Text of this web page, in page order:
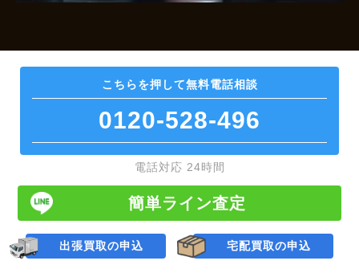
こちらを押して無料電話相談
0120-528-496
電話対応 24時間
出張買取の申込 宅配買取の申込
簡単ライン査定